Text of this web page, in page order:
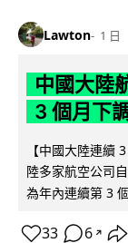
Lawton 1 日
中國大陸
3 個月下調
【中國大陸連續
陸多家航空公司
為年內連續第 3
33 6 ↗